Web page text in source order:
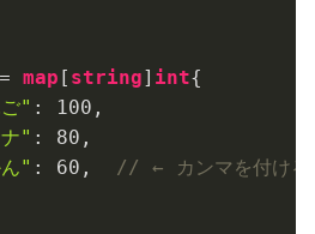
map [ string] int{
" : 100 ,
" : 80 ,
" : 60 ,
// ← カンマを付ける